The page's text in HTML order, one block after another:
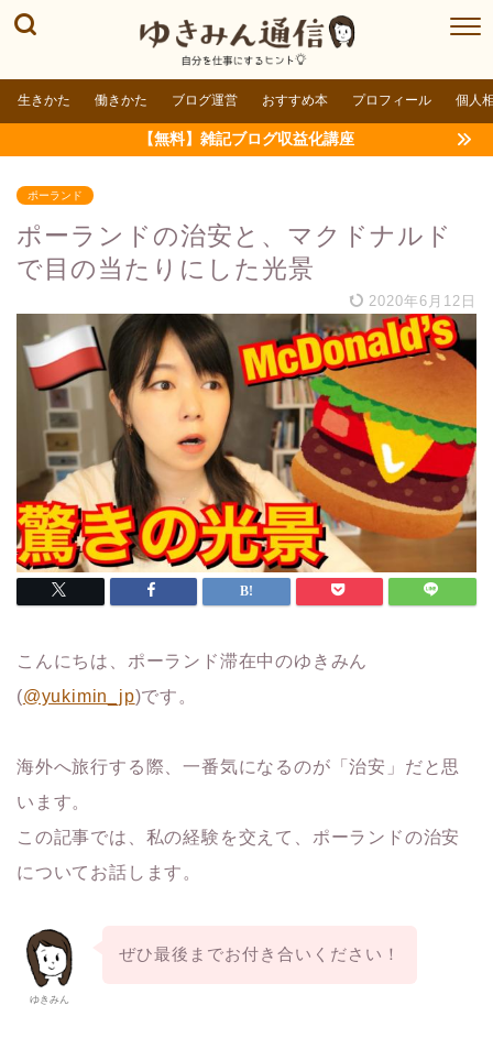
生きかた 働きかた ブログ運営 おすすめ本 プロフィール 個人
【無料】雑記ブログ収益化講座
ポーランド
ポーランドの治安と、マクドナルド
で目の当たりにした光景
2020年6月12日
こんにちは、ポーランド滞在中のゆきみん
(@yukimin_jp)です。
海外へ旅行する際、一番気になるのが「治安」だと思
います。
この記事では、私の経験を交えて、ポーランドの治安
についてお話します。
ゆきみん
ぜひ最後までお付き合いください！